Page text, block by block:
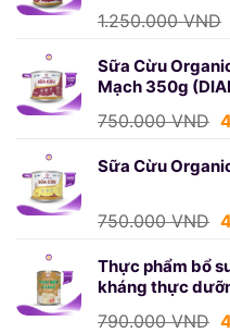
1.250.000VND
Sữa Cừu
Mạch 350g
750.000VND
Sữa Cừu
750.000VND
Thực phẩm bổ
kháng thực
790.000VND